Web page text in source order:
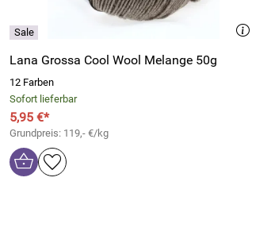
Lana Grossa Cool Wool Melange 50g
12 Farben
Sofort lieferbar
5,95 €*
Grundpreis: 119,- €/kg